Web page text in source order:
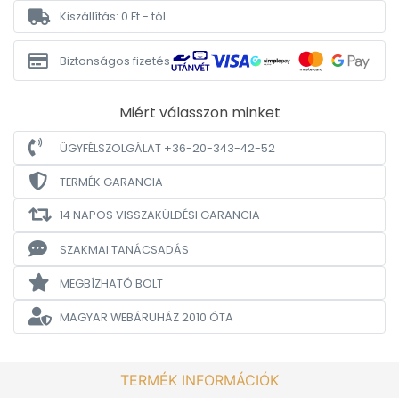
Kiszállítás: 0 Ft - tól
Biztonságos fizetés
Miért válasszon minket
ÜGYFÉLSZOLGÁLAT +36-20-343-42-52
TERMÉK GARANCIA
14 NAPOS VISSZAKÜLDÉSI GARANCIA
SZAKMAI TANÁCSADÁS
MEGBÍZHATÓ BOLT
MAGYAR WEBÁRUHÁZ2010 ÓTA
TERMÉK INFORMÁCIÓK